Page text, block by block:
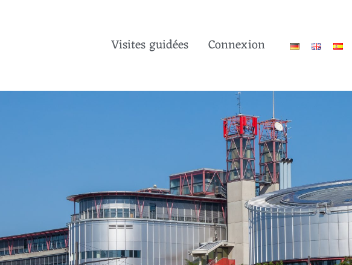
Visites guidées Connexion